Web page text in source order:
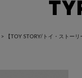
> 【TOY STORY/トイ・ストー